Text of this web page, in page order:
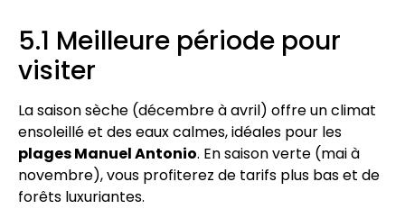
5.1 Meilleure période pour
visiter
La saison sèche (décembre à avril) offre un climat
ensoleillé et des eaux calmes, idéales pour les
plages Manuel Antonio. En saison verte (mai à
novembre), vous profiterez de tarifs plus bas et de
forêts luxuriantes.